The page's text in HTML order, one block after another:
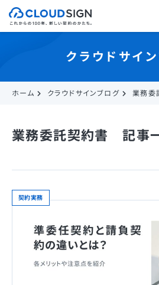
クラウドサイ
ホーム クラウドサインブログ 業務委
業務委託契約書 記事
契約実務